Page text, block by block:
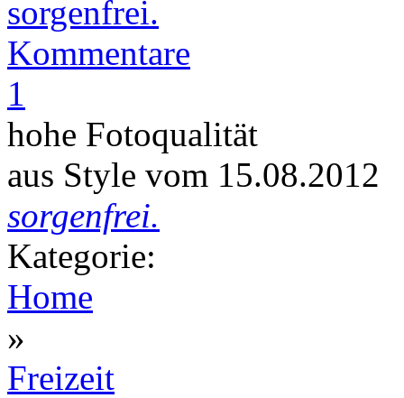
Kommentare
1
hohe Fotoqualität
aus Style vom 15.08.2012
sorgenfrei.
Kategorie:
Home
»
Freizeit